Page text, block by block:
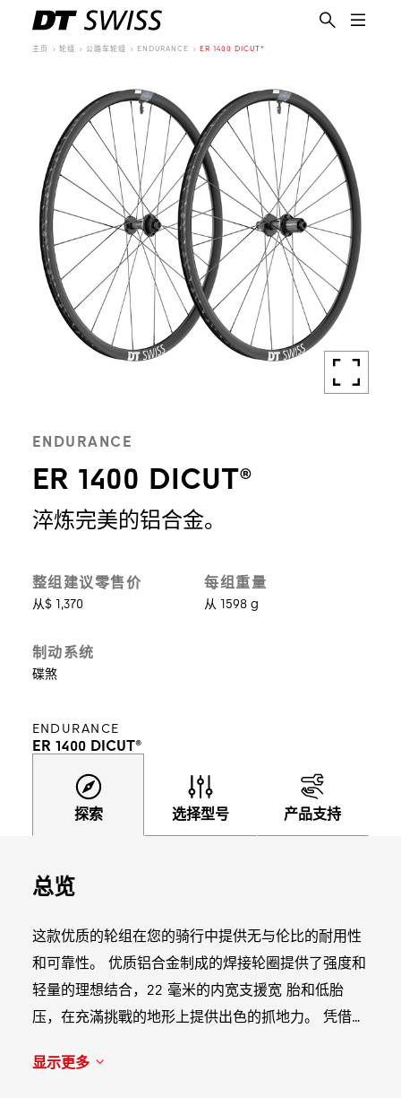
简体中文
主页 轮组 公路车轮组 ENDURANCE ER 1400 DICUT®
ENDURANCE
ER 1400 DICUT®
淬炼完美的铝合金。
整组建议零售价
从$ 1,370
每组重量
从 1598 g
制动系统
碟煞
ENDURANCE
ER 1400 DICUT®
探索 选择型号 产品支持
总览
这款优质的轮组在您的骑行中提供无与伦比的耐用性
和可靠性。 优质铝合金制成的焊接轮圈提供了强度和
轻量的理想结合，22 毫米的内宽支援宽 胎和低胎
压，在充滿挑戰的地形上提供出色的抓地力。 凭借其
空气力学优势，并内置 Ratchet EXP 系统，实现顺畅
显示更多